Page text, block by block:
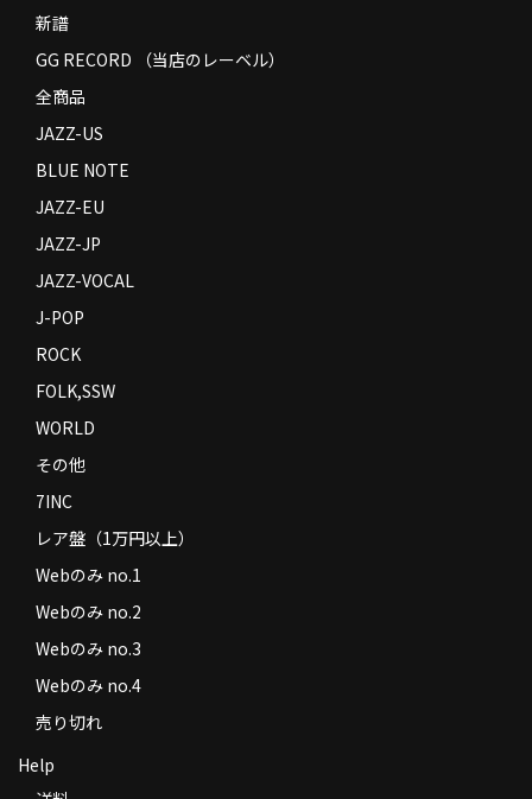
Contact
新譜
GG RECORD （当店のレーベル）
全商品
JAZZ-US
BLUE NOTE
JAZZ-EU
JAZZ-JP
JAZZ-VOCAL
J-POP
ROCK
FOLK,SSW
WORLD
その他
7INC
レア盤（1万円以上）
Webのみ no.1
Webのみ no.2
Webのみ no.3
Webのみ no.4
売り切れ
Help